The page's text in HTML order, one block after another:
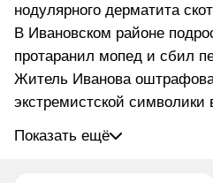
нодулярного дерматита
В Ивановском районе
протаранил мопед и сбил
Житель Иванова
экстремистской символики
Показать ещё